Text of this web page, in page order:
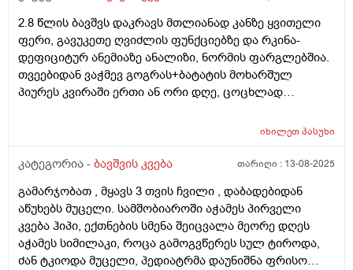
სოსკას ისე წოვს ლამის გახიოს და ასეთ დროს 120 გრ
რო მივცეთ რამე დაშავდება?როცა მივეცით 120 გრ
შეჭამა და კაი ნაქეიფარივით გატრუნული იყო და
ეძინა კარგად,რას გვირჩევთ არ აღებინებს და
პირიქით ეძებს და გადავიყვანოთ პირდაპირ 120
როგორ ჯობია?და რას იტყვით კიდევ სიმილაკი
ორი ჭამა?ახალ დაბადებულზე მიცეს კლინიკაში და
დაკრისტალებული გავიდა კუჭშიო და ვერ მოინელაო
და ახლა ისეა რო არც ბოთლებს იწუნებს ნებისმიერი
სოსკიდან ჭამს ოღონდ ვაჭამოთ,პედიატრმა კი
გვითხრა ისე რო ცოტა ბევრიაო 120 გრამიო მაგრამ
გიჟადაა ქცეული და რავქნაათ?
2.8 წლის ბავშვს დაკრავს მთლიანად კანზე ყვითელი
ფერი, გავუკეთე ღვიძლის ფუნქციებზე და რკინა-
დეფიციტურ ანემიაზე ანალიზი, ნორმის ფარგლებშია.
თვეებიდან ვაჭმევ გოგრას+ბატატის მოხარშულ
პიურეს კვირაში ერთი ან ორი დღე, ცოცხლად
სეზონზე მანდარინსაც საკმაოდ ბევრს მიირთმევდა.
სხვა რამე ანალიზი გავუკეთო კიდევ? ბავშვი აქტიურია
იხილეთპასუხი
კატეგორია - ბავშვის კვება თარიღი : 13-08-2025
გამარჯობათ , მყავს 3 თვის ჩვილი , დაბადებიდან
აწუხებს მუცელი. სამშობიაროში აჭამეს პირველი
კვება ჰიპი, ექთნების სმენა შეიცვალა მეორე დღეს
აჭამეს სიმილაკი, როცა გამოგვწერეს სულ ტიროდა,
ძან ტკიოდა მუცელი, პედიატრმა დაუნიშნა ფრისო